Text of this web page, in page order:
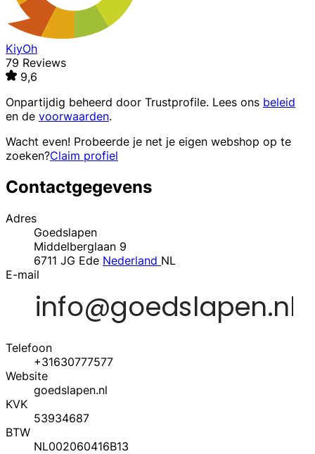
KiyOh
79 Reviews
9,6
Onpartijdig beheerd door Trustprofile. Lees ons beleid
en de voorwaarden.
Wacht even! Probeerde je net je eigen webshop op te
zoeken?Claim profiel
Contactgegevens
Adres
Goedslapen
Middelberglaan 9
6711 JG Ede Nederland NL
E-mail
Telefoon
+31630777577
Website
goedslapen.nl
KVK
53934687
BTW
NL002060416B13